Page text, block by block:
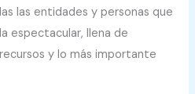
las entidades y personas que
espectacular, llena de
recursos y lo más importante